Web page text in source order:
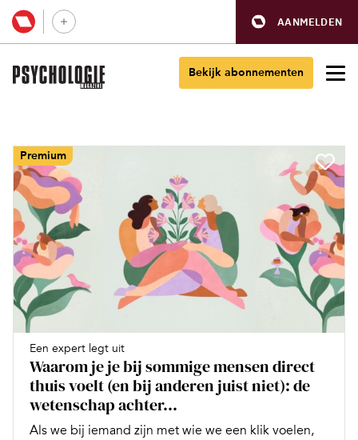
AANMELDEN
Bekijk abonnementen
Premium
Een expert legt uit
Waarom je je bij sommige mensen direct
thuis voelt (en bij anderen juist niet): de
wetenschap achter...
Als we bij iemand zijn met wie we een klik voelen,